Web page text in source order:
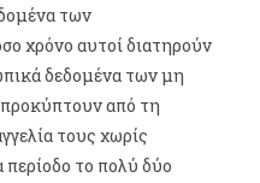
των
χρόνο αυτοί διατηρούν
δεδομένα των μη
από τη
τους χωρίς
περίοδο το πολύ δύο